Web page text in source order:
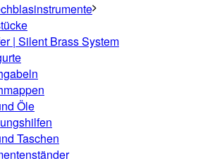
| Silent Brass System
Öle
Taschen